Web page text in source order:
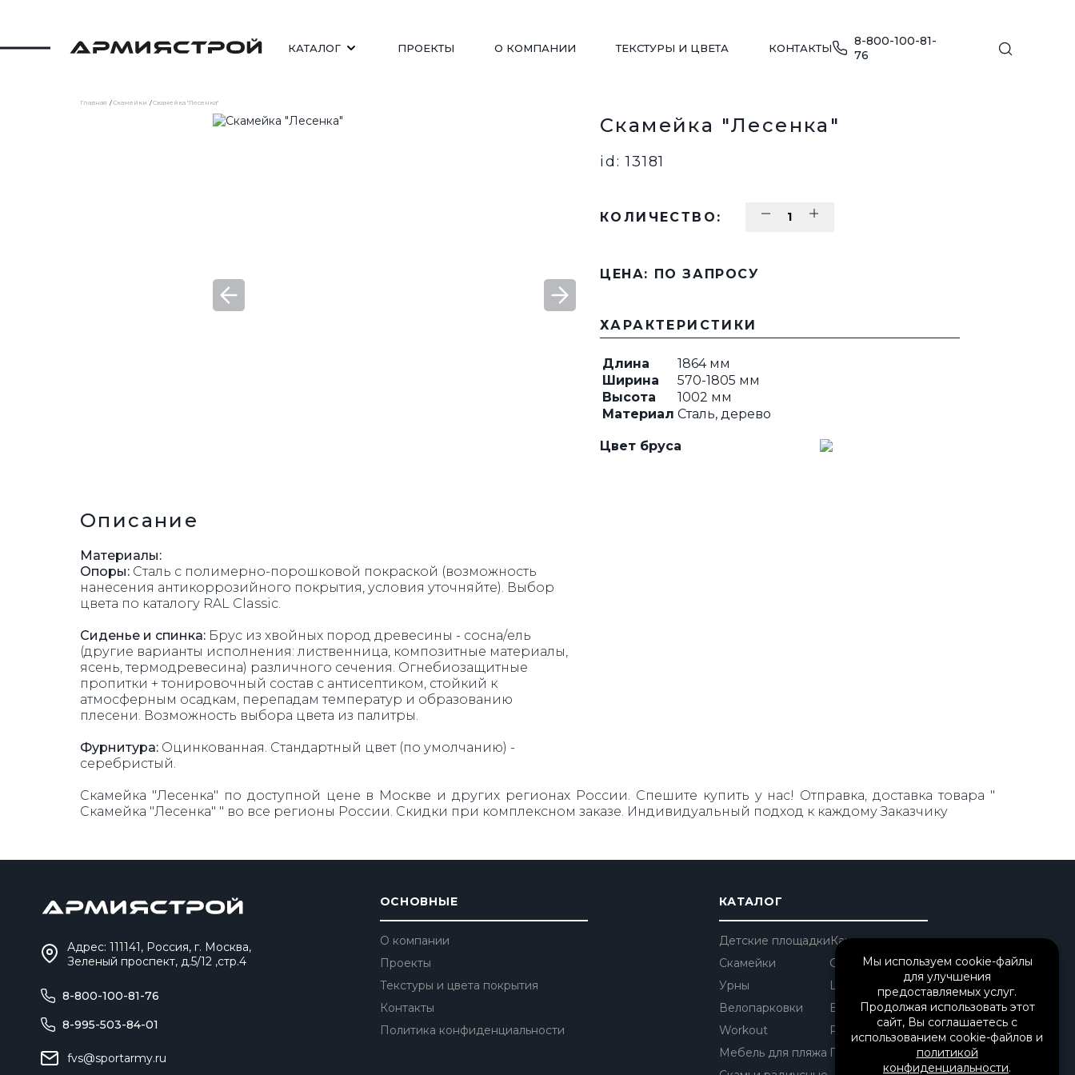
КАТАЛОГ
WORKOUT
КАЧЕЛИ
ДЛЯ ОБЩЕСТВЕННЫХ ЗОН
ПРОЕКТЫ О КОМПАНИИ ТЕКСТУРЫ И ЦВЕТА КОНТАКТЫ
8-800-100-81-
76
Главная Скамейки Скамейка "Лесенка"
Описание
Материалы:
Опоры: Сталь с полимерно-порошковой покраской (возможность
нанесения антикоррозийного покрытия, условия уточняйте). Выбор
цвета по каталогу RAL Classic.
Сиденье и спинка: Брус из хвойных пород древесины - сосна/ель
(другие варианты исполнения: лиственница, композитные материалы,
ясень, термодревесина) различного сечения. Огнебиозащитные
пропитки + тонировочный состав с антисептиком, стойкий к
атмосферным осадкам, перепадам температур и образованию
плесени. Возможность выбора цвета из палитры.
Фурнитура: Оцинкованная. Стандартный цвет (по умолчанию) -
серебристый.
Скамейка "Лесенка"
id: 13181
КОЛИЧЕСТВО:
ЦЕНА: ПО ЗАПРОСУ
ХАРАКТЕРИСТИКИ
Длина
1864 мм
Ширина
570-1805 мм
Высота
1002 мм
Материал Сталь, дерево
Цвет бруса
Скамейка "Лесенка" по доступной цене в Москве и других регионах России. Спешите купить у нас! Отправка, доставка товара "
Скамейка "Лесенка" " во все регионы России. Скидки при комплексном заказе. Индивидуальный подход к каждому Заказчику
Адрес: 111141, Россия, г. Москва,
Зеленый проспект, д.5/12 ,стр.4
8-800-100-81-76
8-995-503-84-01
fvs@sportarmy.ru
ОСНОВНЫЕ
О компании
Проекты
Текстуры и цвета покрытия
Контакты
Политика конфиденциальности
КАТАЛОГ
Детские площадкиКачели
Скамейки
Столы уличные
Урны
Шезлонги
Велопарковки
Вазоны
Workout
Решетки
Мебель для пляжа Перголы/ Беседки
Мы используем cookie-файлы
для улучшения
предоставляемых услуг.
Продолжая использовать этот
сайт, Вы соглашаетесь с
использованием cookie-файлов и
политикой
конфиденциальности.